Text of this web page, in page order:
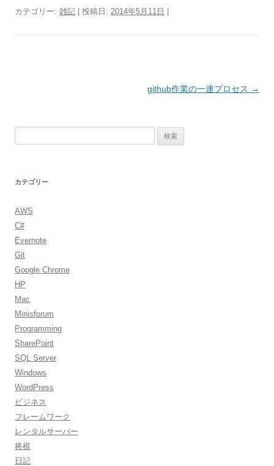
カテゴリー: 雑記 | 投稿日: 2014年5月11日
ョ
ン
github作業の一連プロセス →
カテゴリー
AWS
C#
Evernote
Git
Google Chrome
HP
Mac
Minisforum
Programming
SharePoint
SQL Server
Windows
WordPress
ビジネス
フレームワーク
レンタルサーバー
将棋
日記